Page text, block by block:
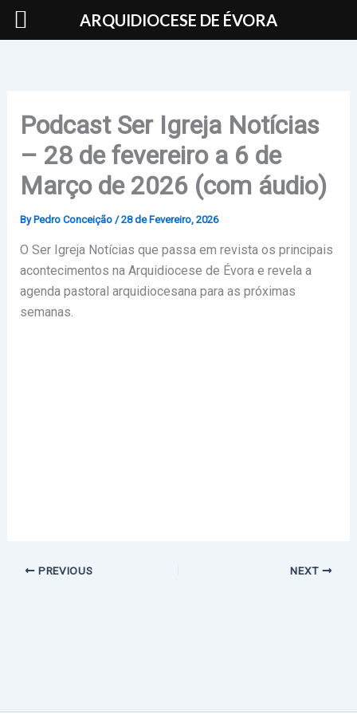
Skip
Podcast Ser Igreja Notícias
– 28 de fevereiro a 6 de
Março de 2026 (com áudio)
By Pedro Conceição /28 de Fevereiro, 2026
O Ser Igreja Notícias que passa em revista os principais
acontecimentos na Arquidiocese de Évora e revela a
agenda pastoral arquidiocesana para as próximas
semanas.
PREVIOUS NEXT
ARQUIDIOCESE DE ÉVORA